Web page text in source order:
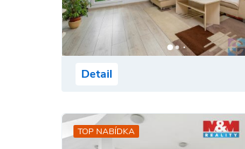
Detail
TOP NABÍDKA